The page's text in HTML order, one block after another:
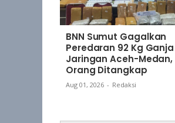
BNN Sumut Gagalkan
Peredaran 92 Kg Ganja
Jaringan Aceh-Medan,
Orang Ditangkap
Aug 01, 2026 - Redaksi